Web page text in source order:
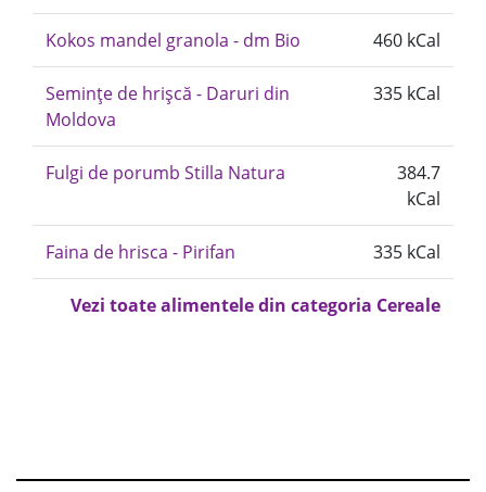
Kokos mandel granola - dm Bio 460 kCal
Semințe de hrișcă - Daruri din
Moldova
335 kCal
Fulgi de porumb Stilla Natura
384.7
kCal
Faina de hrisca - Pirifan 335 kCal
Vezi toate alimentele din categoria Cereale